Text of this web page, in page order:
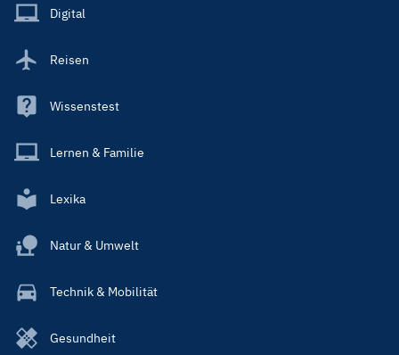
Main
Digital
Reisen
Wissenstest
Lernen & Familie
Lexika
Natur & Umwelt
Technik & Mobilität
Gesundheit